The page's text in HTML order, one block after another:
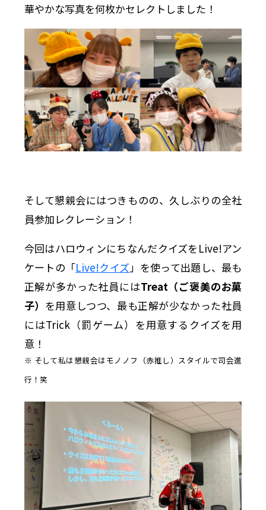
華やかな写真を何枚かセレクトしました！
そして懇親会にはつきものの、久しぶりの全社
員参加レクレーション！
今回はハロウィンにちなんだクイズをLive!アン
ケートの「Live!クイズ」を使って出題し、最も
正解が多かった社員にはTreat（ご褒美のお菓
子） を用意しつつ、最も正解が少なかった社員
にはTrick（罰ゲーム）を用意するクイズを用
意！
※ そして私は懇親会はモノノフ（赤推し）スタイルで司会進
行！笑